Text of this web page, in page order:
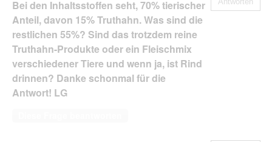
Bei den Inhaltsstoffen seht, 70% tierischer
Anteil, davon 15% Truthahn. Was sind die
restlichen 55%? Sind das trotzdem reine
Truthahn-Produkte oder ein Fleischmix
verschiedener Tiere und wenn ja, ist Rind
drinnen? Danke schonmal für die
Antwort! LG